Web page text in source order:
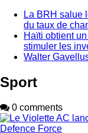
La BRH salue
du taux de
Haïti obtient
stimuler les
Walter
Sport
0 comments